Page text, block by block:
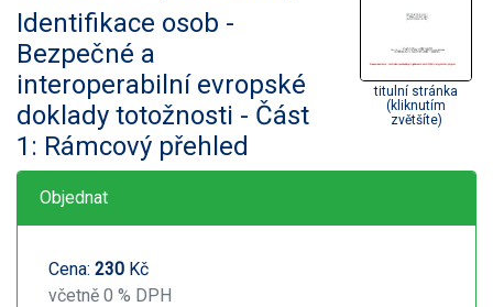
Identifikace osob -
Bezpečné a
interoperabilní evropské
doklady totožnosti - Část
1: Rámcový přehled
titulní stránka
(kliknutím
zvětšíte)
Objednat
Cena: 230 Kč
včetně 0 % DPH